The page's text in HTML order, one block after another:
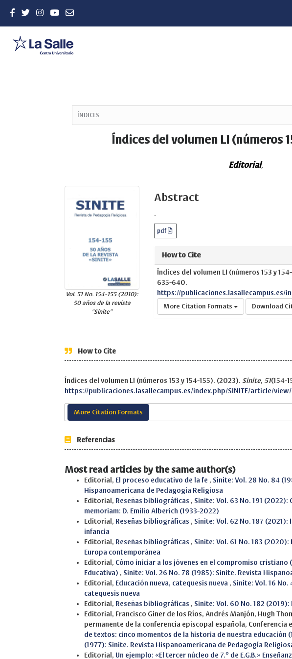
ÍNDICES
Índices del volumen LI (números
Editorial,
Vol. 51 No. 154-155 (2010):
50 años de la revista
"Sinite"
Abstract
.
pdf
How to Cite
Índices del volumen LI (números 153 y
635-640.
https://publicaciones.lasallecampus.es/
More Citation Formats Download
How to Cite
Índices del volumen LI (números 153 y 154-155). (2023). Sinite, 51(154-
https://publicaciones.lasallecampus.es/index.php/SINITE/article/view/
More Citation Formats
Referencias
Most read articles by the same author(s)
Editorial, El proceso educativo de la fe , Sinite: Vol. 28 No. 84
Hispanoamericana de Pedagogía Religiosa
Editorial, Reseñas bibliográficas , Sinite: Vol. 63 No. 191
memoriam: D. Emilio Alberich (1933-2022)
Editorial, Reseñas bibliográficas , Sinite: Vol. 62 No. 187
infancia
Editorial, Reseñas bibliográficas , Sinite: Vol. 61 No. 183
Europa contemporánea
Editorial, Cómo iniciar a los jóvenes en el compromiso cristiano
Educativa) , Sinite: Vol. 26 No. 78 (1985): Sinite. Revista
Editorial, Educación nueva, catequesis nueva , Sinite: Vol. 16 No.
catequesis nueva
Editorial, Reseñas bibliográficas , Sinite: Vol. 60 No. 182
Editorial, Francisco Giner de los Ríos, Andrés Manjón, Hugh
permanente de la conferencia episcopal española, Conferencia
de textos: cinco momentos de la historia de nuestra educación
(1977): Sinite. Revista Hispanoamericana de Pedagogía
Editorial, Un ejemplo: «El tercer núcleo de 7.º de E.G.B.»